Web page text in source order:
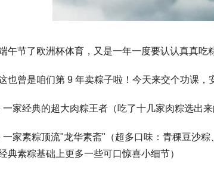
午节了欧洲杯体育，又是一年一度要认认真真吃
也曾是咱们第 9 年卖粽子啦！今天来交个功课，
家经典的超大肉粽王者（吃了十几家肉粽选出来
家素粽顶流"龙华素斋"（超多口味：青稞豆沙粽
典素粽基础上更多一些可口惊喜小细节）